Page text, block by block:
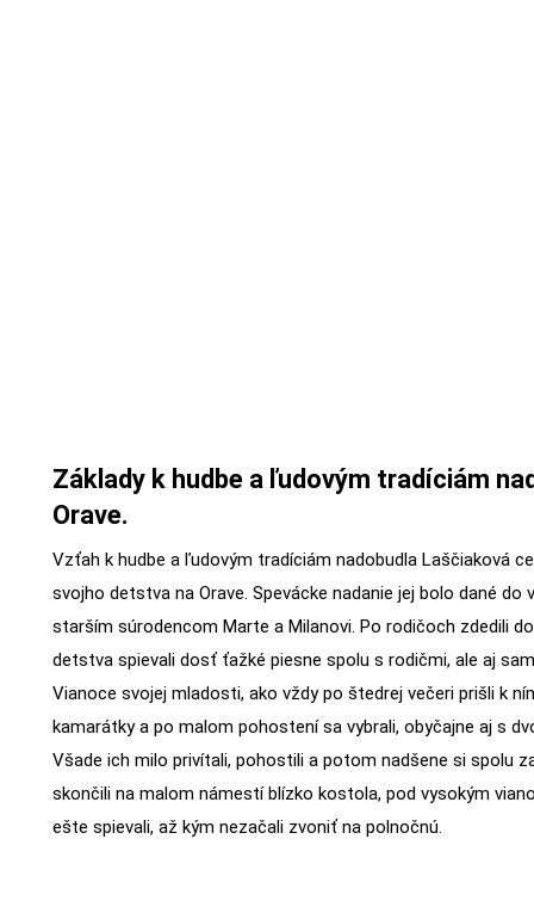
Základy k hudbe a ľudovým tradíciám
Orave.
Vzťah k hudbe a ľudovým tradíciám nadobudla Laščiaková
svojho detstva na Orave. Spevácke nadanie jej bolo dané do
starším súrodencom Marte a Milanovi. Po rodičoch zdedili
detstva spievali dosť ťažké piesne spolu s rodičmi, ale aj
Vianoce svojej mladosti, ako vždy po štedrej večeri prišli k
kamarátky a po malom pohostení sa vybrali, obyčajne aj s
Všade ich milo privítali, pohostili a potom nadšene si spolu
skončili na malom námestí blízko kostola, pod vysokým
ešte spievali, až kým nezačali zvoniť na polnočnú.